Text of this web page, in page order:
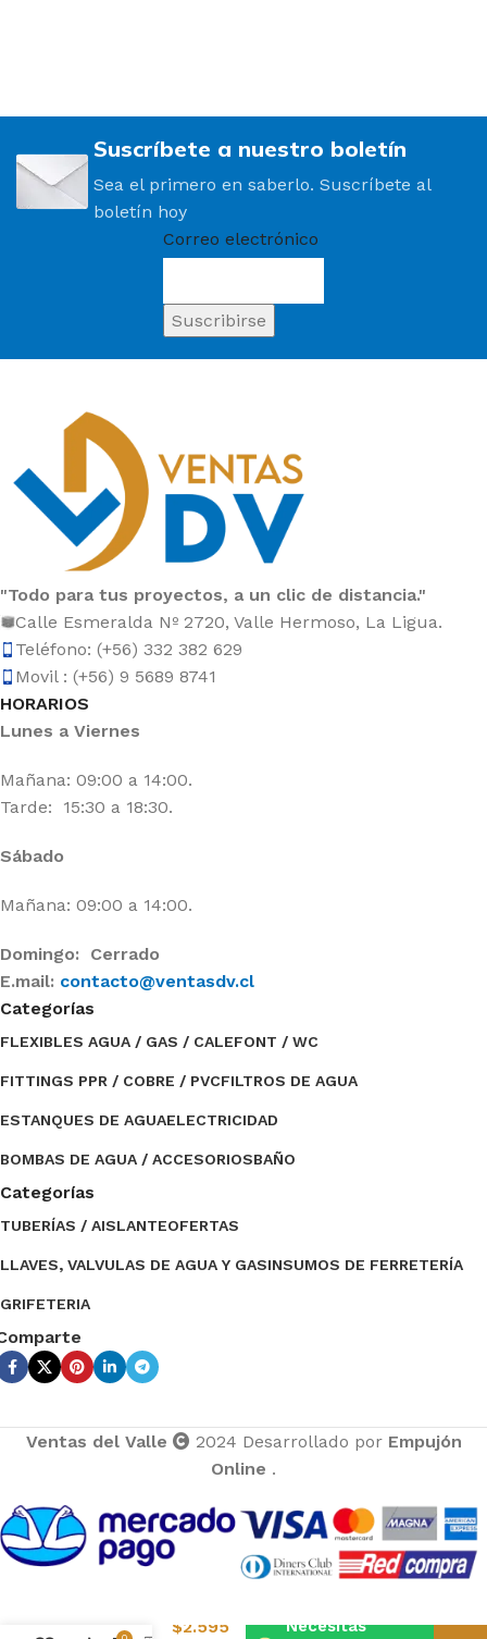
Suscríbete a nuestro boletín
Sea el primero en saberlo. Suscríbete al
boletín hoy
Correo electrónico
"Todo para tus proyectos, a un clic de distancia."
Calle Esmeralda Nº 2720, Valle Hermoso, La Ligua.
Teléfono: (+56) 332 382 629
Movil : (+56) 9 5689 8741
HORARIOS
Lunes a Viernes
Mañana: 09:00 a 14:00.
Tarde: 15:30 a 18:30.
Sábado
Mañana: 09:00 a 14:00.
Domingo: Cerrado
E.mail: contacto@ventasdv.cl
Categorías
FLEXIBLES AGUA / GAS / CALEFONT / WC
FITTINGS PPR / COBRE / PVCFILTROS DE AGUA
ESTANQUES DE AGUAELECTRICIDAD
BOMBAS DE AGUA / ACCESORIOSBAÑO
Categorías
TUBERÍAS / AISLANTEOFERTAS
LLAVES, VALVULAS DE AGUA Y GASINSUMOS DE FERRETERÍA
GRIFETERIA
Ventas del Valle 2024 Desarrollado por Empujón
Online .
terminal hi
$2.595
Necesitas